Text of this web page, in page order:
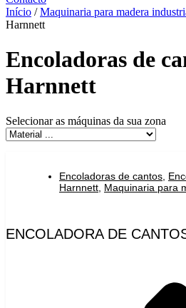
Início /Maquinaria para madera
Harnnett
Encoladoras de
Harnnett
Selecionar as máquinas da sua zona
Encoladoras de cantos
Harnnett Maquinaria para
ENCOLADORA DE